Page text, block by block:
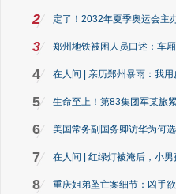
2 定了！2032年夏季奥运会主
3 郑州地铁被困人员口述：车
4 在人间 | 亲历郑州暴雨：我
5 生命至上！第83集团军某旅
6 美国常务副国务卿访华为何
7 在人间 | 红绿灯被淹后，小
8 重庆姐弟坠亡案细节：凶手